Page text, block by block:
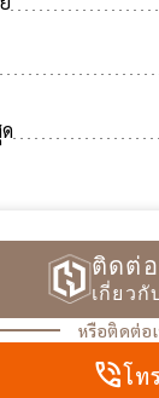
ติดต่
เกี่ยว
หรือติดต่อเ
phone_in_talkโท